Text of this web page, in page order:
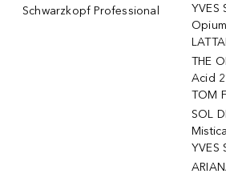
Schwarzkopf Professional
YVES
Opium
THE
Acid
TOM
SOL
Mistica
YVES